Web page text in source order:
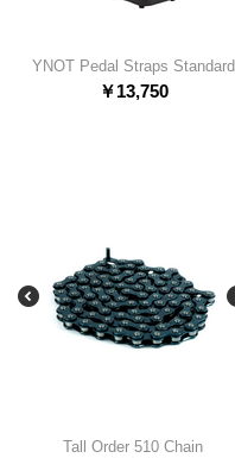
YNOT Pedal Straps Standard
￥13,750
Tall Order 510 Chain